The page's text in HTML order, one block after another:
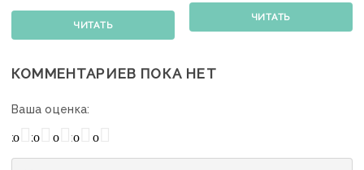
ЧИТАТЬ
ЧИТАТЬ
КОММЕНТАРИЕВ ПОКА НЕТ
Ваша оценка:
Отлично
Хорошо
Плохо